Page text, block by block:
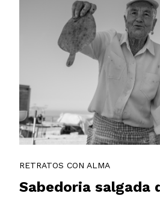
RETRATOS CON ALMA
Sabedoria salgada